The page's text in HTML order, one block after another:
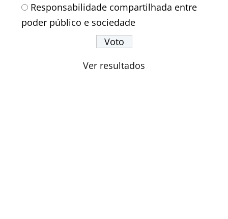
Responsabilidade compartilhada entre
poder público e sociedade
Ver resultados